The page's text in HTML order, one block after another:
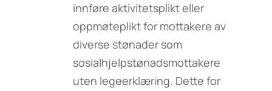
innføre aktivitetsplikt eller
oppmøteplikt for mottakere av
diverse stønader som
sosialhjelpstønadsmottakere
uten legeerklæring. Dette for